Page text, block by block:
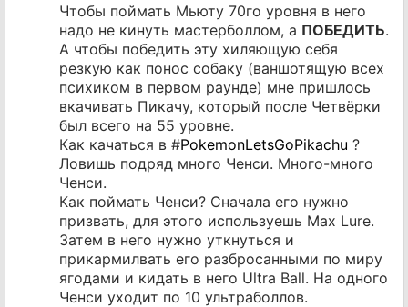
Чтобы поймать Мьюту 70го уровня в него
надо не кинуть мастерболлом, а ПОБЕДИТЬ.
А чтобы победить эту хиляющую себя
резкую как понос собаку (ваншотящую всех
психиком в первом раунде) мне пришлось
вкачивать Пикачу, который после Четвёрки
был всего на 55 уровне.
Как качаться в #PokemonLetsGoPikachu ?
Ловишь подряд много Ченси. Много-много
Ченси.
Как поймать Ченси? Сначала его нужно
призвать, для этого используешь Max Lure.
Затем в него нужно уткнуться и
прикармилвать его разбросанными по миру
ягодами и кидать в него Ultra Ball. На одного
Ченси уходит по 10 ультраболлов.